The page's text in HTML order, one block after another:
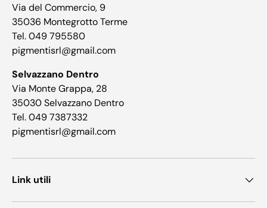
Via del Commercio, 9
35036 Montegrotto Terme
Tel. 049 795580
pigmentisrl@gmail.com
Selvazzano Dentro
Via Monte Grappa, 28
35030 Selvazzano Dentro
Tel. 049 7387332
pigmentisrl@gmail.com
Link utili